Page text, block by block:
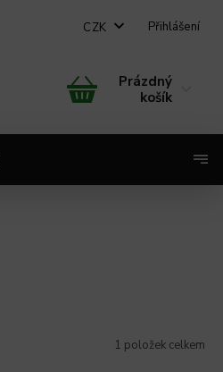
CZK Přihlášení
Prázdný
košík
1 položek celkem